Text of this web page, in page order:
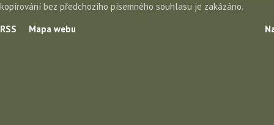
kopírování bez předchozího písemného souhlasu je zakázáno.
RSS
Mapa webu